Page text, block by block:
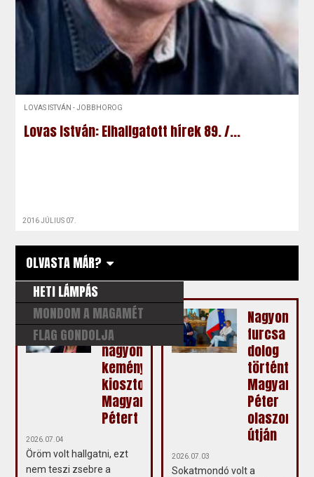
LOVAS ISTVÁN - JOBBHOROG
Lovas István: Elhallgatott hírek 89. /...
2016 JÚLIUS 07.
OLVASTA MÁR?
HETI LÁMPÁS
MONDOM A MAGAMÉT
FLAG GONDOLJA
Fodor
Gábor
nagyon
keményen
kiosztotta
Magyar
Pétert
2026.07.04
Öröm volt hallgatni, ezt
nem teszi zsebre a
Nagyon
furcsa
dolog
történt
Magyar
Péter
útján
2026.07.03
Sokatmondó volt a